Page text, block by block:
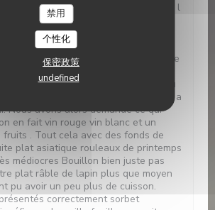
禁用
个性化
保密政策
undefined
pour 12h30 Nous sommes arrivés à l
ni rouge ni blanc Nous avons eu des
en encore une personne a reçu
de verre. Ensuite plus de pain.. Par
demandé si apéritif était compris le
pas la réponse est allé se
de son responsable. La question ou
mal comprise mais enfin on nous a
Nous avons alors demandé ce qui
en fait vin rouge vin blanc et un
fruits . Tout cela avec des fonds de
plat asiatique rouleaux de printemps
médiocres Bouillon bien juste pas
plat râble de lapin plus que moyen
pu avoir un peu plus de cuisson.
correctement sorbet